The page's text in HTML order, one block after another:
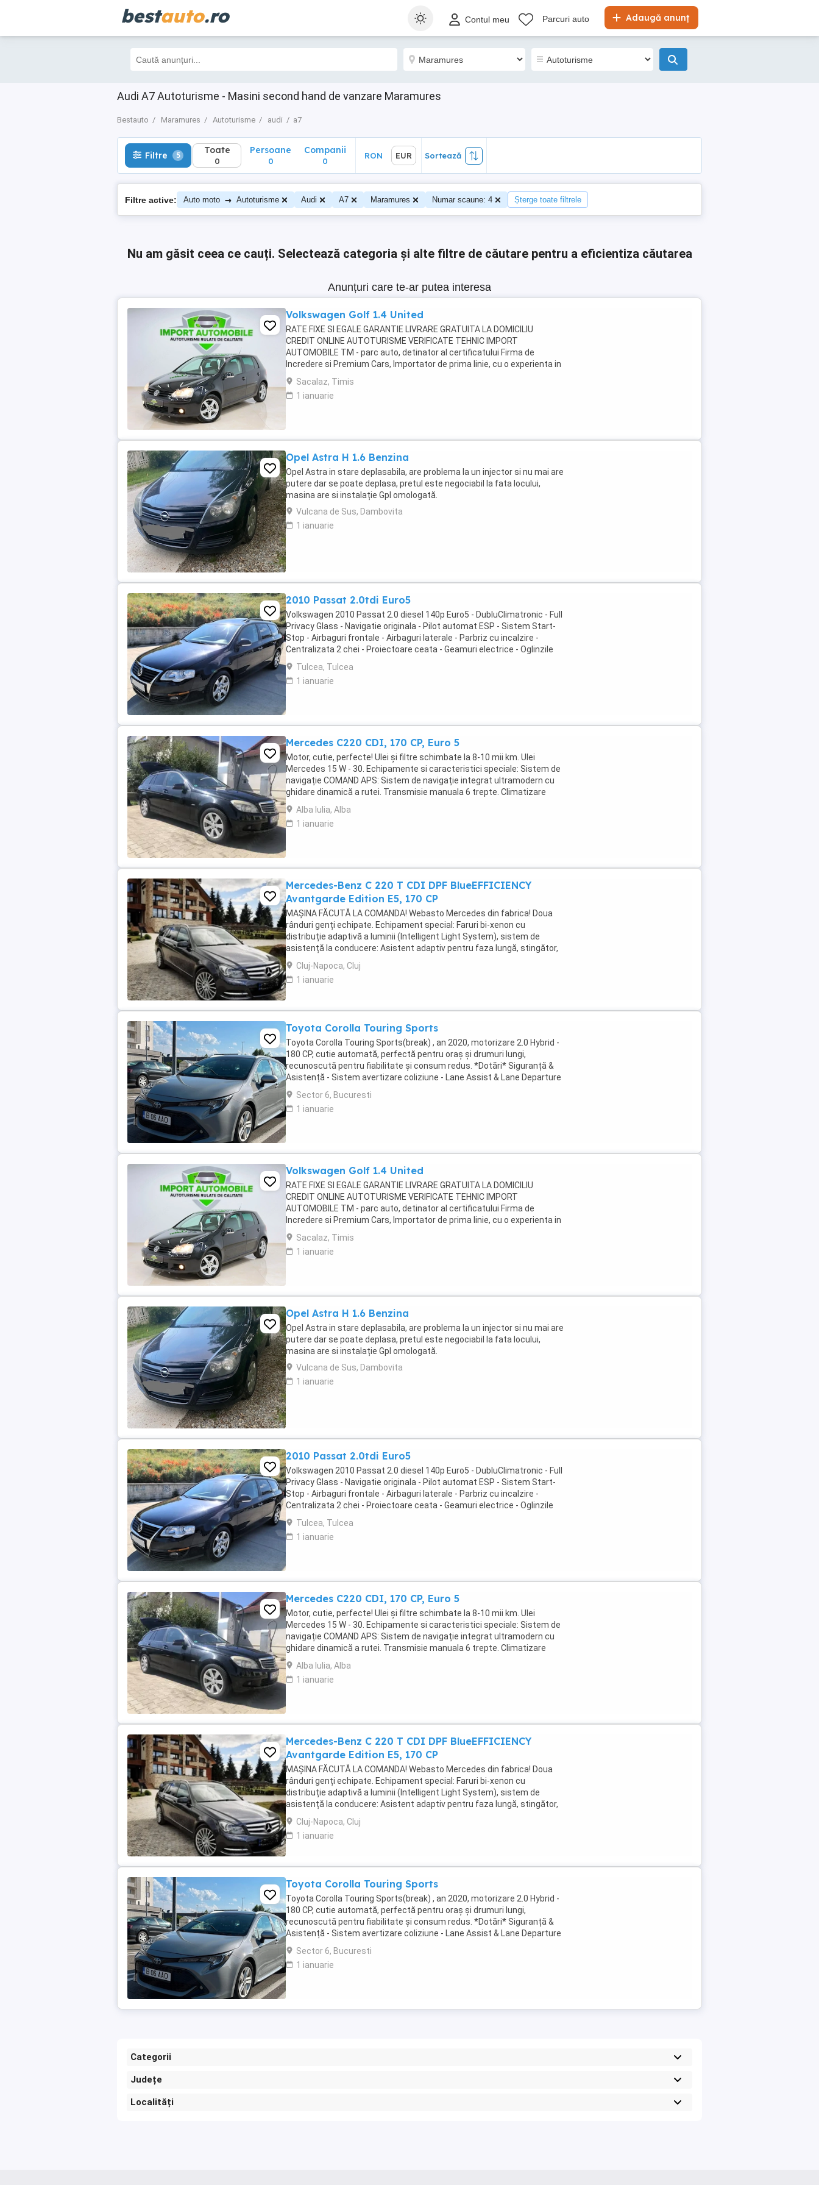
bestauto.ro Adaugă anunț
Contul meu Parcuri auto
Audi A7 Autoturisme - Masini second hand de vanzare Maramures
Bestauto Maramures Autoturisme audi a7
Filtre 5 Toate
0
Sortează
Filtre 5 Toate
0
Persoane
0
Companii
0
RON EUR Sortează
Filtre active: Auto moto → Autoturisme Audi A7 Maramures Numar scaune: 4 Șterge toate filtrele
Nu am găsit ceea ce cauți. Selectează categoria și alte filtre de căutare pentru a eficientiza căutarea
Anunțuri care te-ar putea interesa
Volkswagen Golf 1.4 United
RATE FIXE SI EGALE GARANTIE LIVRARE GRATUITA LA DOMICILIU
CREDIT ONLINE AUTOTURISME VERIFICATE TEHNIC IMPORT
AUTOMOBILE TM - parc auto, detinator al certificatului Firma de
Incredere si Premium Cars, Importator de prima linie, cu o experienta in
domeniu de peste 15 ani, avand o gama diversificata ...
Sacalaz, Timis
1 ianuarie
Opel Astra H 1.6 Benzina
Opel Astra in stare deplasabila, are problema la un injector si nu mai are
putere dar se poate deplasa, pretul este negociabil la fata locului,
masina are si instalație Gpl omologată.
Vulcana de Sus, Dambovita
1 ianuarie
2010 Passat 2.0tdi Euro5
Volkswagen 2010 Passat 2.0 diesel 140p Euro5 - DubluClimatronic - Full
Privacy Glass - Navigatie originala - Pilot automat ESP - Sistem Start-
Stop - Airbaguri frontale - Airbaguri laterale - Parbriz cu incalzire -
Centralizata 2 chei - Proiectoare ceata - Geamuri electrice - Oglinzile
incalzite - Senzori ...
Tulcea, Tulcea
1 ianuarie
Mercedes C220 CDI, 170 CP, Euro 5
Motor, cutie, perfecte! Ulei și filtre schimbate la 8-10 mii km. Ulei
Mercedes 15 W - 30. Echipamente si caracteristici speciale: Sistem de
navigație COMAND APS: Sistem de navigație integrat ultramodern cu
ghidare dinamică a rutei. Transmisie manuala 6 trepte. Climatizare
automată Thermotronic: ...
Alba Iulia, Alba
1 ianuarie
Mercedes-Benz C 220 T CDI DPF BlueEFFICIENCY
Avantgarde Edition E5, 170 CP
MAȘINA FĂCUTĂ LA COMANDA! Webasto Mercedes din fabrica! Doua
rânduri genți echipate. Echipament special: Faruri bi-xenon cu
distribuție adaptivă a luminii (Intelligent Light System), sistem de
asistență la conducere: Asistent adaptiv pentru faza lungă, stingător,
covorașe din velur, rezervor de combustibil: ...
Cluj-Napoca, Cluj
1 ianuarie
Toyota Corolla Touring Sports
Toyota Corolla Touring Sports(break) , an 2020, motorizare 2.0 Hybrid -
180 CP, cutie automată, perfectă pentru oraș și drumuri lungi,
recunoscută pentru fiabilitate și consum redus. *Dotări* Siguranță &
Asistență - Sistem avertizare coliziune - Lane Assist & Lane Departure
Alert - Road Sign Assist - ...
Sector 6, Bucuresti
1 ianuarie
Volkswagen Golf 1.4 United
RATE FIXE SI EGALE GARANTIE LIVRARE GRATUITA LA DOMICILIU
CREDIT ONLINE AUTOTURISME VERIFICATE TEHNIC IMPORT
AUTOMOBILE TM - parc auto, detinator al certificatului Firma de
Incredere si Premium Cars, Importator de prima linie, cu o experienta in
domeniu de peste 15 ani, avand o gama diversificata ...
Sacalaz, Timis
1 ianuarie
Opel Astra H 1.6 Benzina
Opel Astra in stare deplasabila, are problema la un injector si nu mai are
putere dar se poate deplasa, pretul este negociabil la fata locului,
masina are si instalație Gpl omologată.
Vulcana de Sus, Dambovita
1 ianuarie
2010 Passat 2.0tdi Euro5
Volkswagen 2010 Passat 2.0 diesel 140p Euro5 - DubluClimatronic - Full
Privacy Glass - Navigatie originala - Pilot automat ESP - Sistem Start-
Stop - Airbaguri frontale - Airbaguri laterale - Parbriz cu incalzire -
Centralizata 2 chei - Proiectoare ceata - Geamuri electrice - Oglinzile
incalzite - Senzori ...
Tulcea, Tulcea
1 ianuarie
Mercedes C220 CDI, 170 CP, Euro 5
Motor, cutie, perfecte! Ulei și filtre schimbate la 8-10 mii km. Ulei
Mercedes 15 W - 30. Echipamente si caracteristici speciale: Sistem de
navigație COMAND APS: Sistem de navigație integrat ultramodern cu
ghidare dinamică a rutei. Transmisie manuala 6 trepte. Climatizare
automată Thermotronic: ...
Alba Iulia, Alba
1 ianuarie
Mercedes-Benz C 220 T CDI DPF BlueEFFICIENCY
Avantgarde Edition E5, 170 CP
MAȘINA FĂCUTĂ LA COMANDA! Webasto Mercedes din fabrica! Doua
rânduri genți echipate. Echipament special: Faruri bi-xenon cu
distribuție adaptivă a luminii (Intelligent Light System), sistem de
asistență la conducere: Asistent adaptiv pentru faza lungă, stingător,
covorașe din velur, rezervor de combustibil: ...
Cluj-Napoca, Cluj
1 ianuarie
Toyota Corolla Touring Sports
Toyota Corolla Touring Sports(break) , an 2020, motorizare 2.0 Hybrid -
180 CP, cutie automată, perfectă pentru oraș și drumuri lungi,
recunoscută pentru fiabilitate și consum redus. *Dotări* Siguranță &
Asistență - Sistem avertizare coliziune - Lane Assist & Lane Departure
Alert - Road Sign Assist - ...
Sector 6, Bucuresti
1 ianuarie
Categorii
Județe
Localități